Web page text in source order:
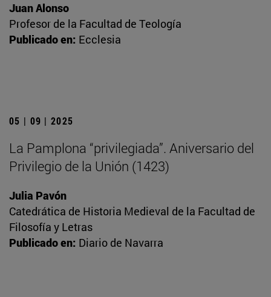
Juan Alonso
Profesor de la Facultad de Teología
Publicado en: Ecclesia
05 | 09 | 2025
La Pamplona “privilegiada”. Aniversario del
Privilegio de la Unión (1423)
Julia Pavón
Catedrática de Historia Medieval de la Facultad de
Filosofía y Letras
Publicado en: Diario de Navarra